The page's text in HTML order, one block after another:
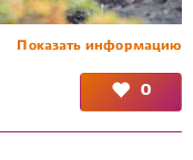
Показать информацию
0